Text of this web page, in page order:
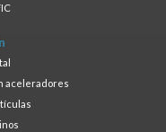
aceleradores